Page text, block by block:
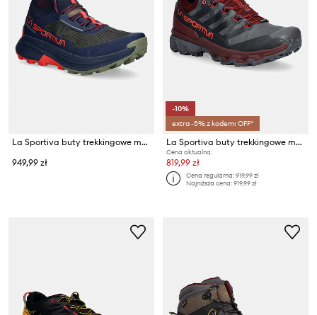
La Sportiva buty trekkingowe męskie Prodigio Hike Gtx
949,99 zł
-10%
extra -5% z kodem: OFF*
La Sportiva buty trekkingowe męskie Ultra Raptor 3 GTX
Cena aktualna:
819,99 zł
Cena regularna:919,99 zł
Najniższa cena:919,99 zł